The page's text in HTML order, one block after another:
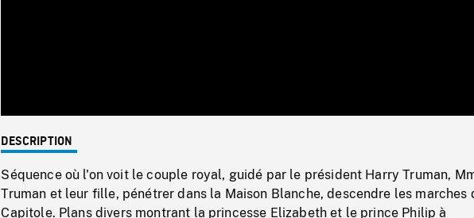
0%
DESCRIPTION
Séquence où l'on voit le couple royal, guidé par le président Harry Truman,
Truman et leur fille, pénétrer dans la Maison Blanche, descendre les marches
Capitole. Plans divers montrant la princesse Elizabeth et le prince Philip à